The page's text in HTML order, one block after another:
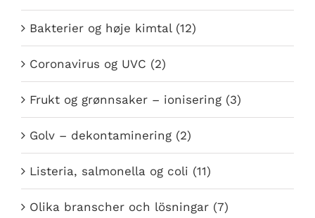
Bakterier og høje kimtal (12)
Coronavirus og UVC (2)
Frukt og grønnsaker – ionisering (3)
Golv – dekontaminering (2)
Listeria, salmonella og coli (11)
Olika branscher och lösningar (7)